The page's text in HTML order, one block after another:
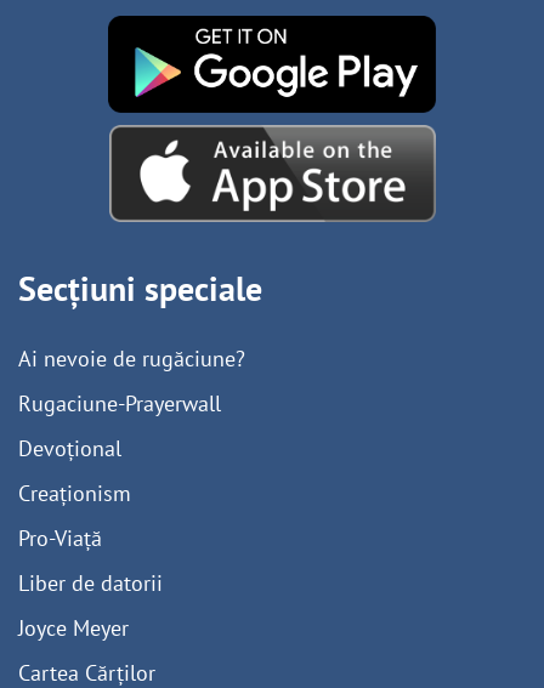
Secțiuni speciale
Ai nevoie de rugăciune?
Rugaciune-Prayerwall
Devoțional
Creaționism
Pro-Viață
Liber de datorii
Joyce Meyer
Cartea Cărților